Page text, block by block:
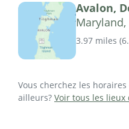
Avalon,
Maryland,
3.97 miles (
Vous cherchez les
ailleurs? Voir tous les